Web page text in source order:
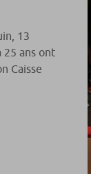
13
25 ans ont
Caisse